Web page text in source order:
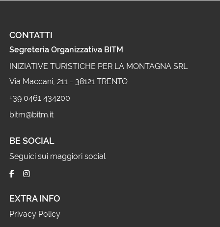
CONTATTI
Segreteria Organizzativa BITM
INIZIATIVE TURISTICHE PER LA MONTAGNA SRL
Via Maccani, 211 - 38121 TRENTO
+39 0461 434200
bitm@bitm.it
BE SOCIAL
Seguici sui maggiori social
EXTRA INFO
Privacy Policy